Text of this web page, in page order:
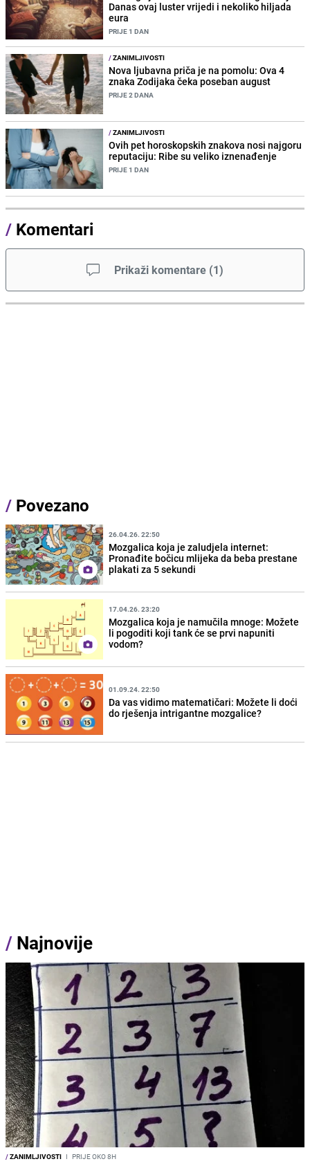
Danas ovaj luster vrijedi i nekoliko hiljada
eura
PRIJE 1 DAN
/ZANIMLJIVOSTI
Nova ljubavna priča je na pomolu: Ova 4
znaka Zodijaka čeka poseban august
PRIJE 2 DANA
/ZANIMLJIVOSTI
Ovih pet horoskopskih znakova nosi najgoru
reputaciju: Ribe su veliko iznenađenje
PRIJE 1 DAN
/ Komentari
Prikaži komentare (1)
/ Povezano
26.04.26. 22:50
Mozgalica koja je zaludjela internet:
Pronađite bočicu mlijeka da beba prestane
plakati za 5 sekundi
17.04.26. 23:20
Mozgalica koja je namučila mnoge: Možete
li pogoditi koji tank će se prvi napuniti
vodom?
01.09.24. 22:50
Da vas vidimo matematičari: Možete li doći
do rješenja intrigantne mozgalice?
/ Najnovije
/ZANIMLJIVOSTI I PRIJE OKO 8H